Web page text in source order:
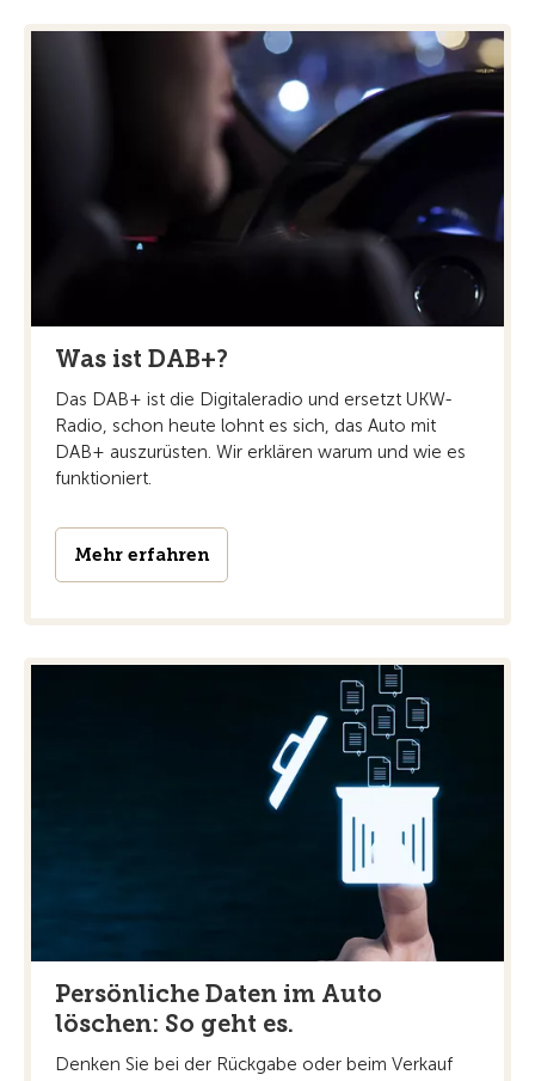
Was ist DAB+?
Das DAB+ ist die Digitaleradio und ersetzt UKW-
Radio, schon heute lohnt es sich, das Auto mit
DAB+ auszurüsten. Wir erklären warum und wie es
funktioniert.
Mehr erfahren
Persönliche Daten im Auto
löschen: So geht es.
Denken Sie bei der Rückgabe oder beim Verkauf